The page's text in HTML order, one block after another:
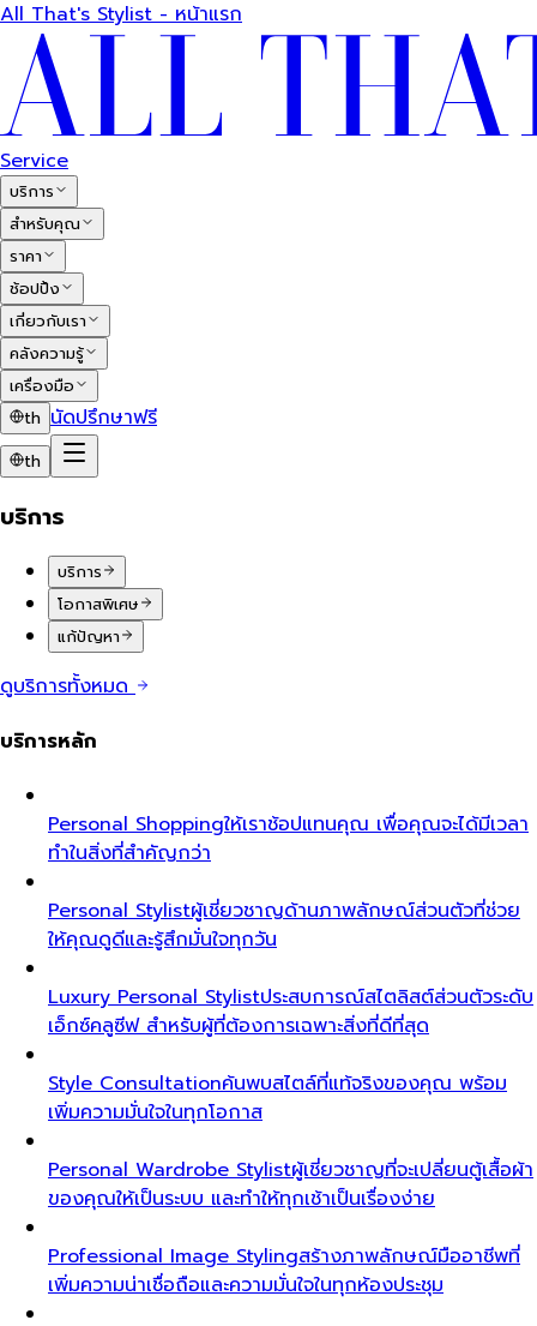
All That's Stylist - หน้าแรก
Service
บริการ
สำหรับคุณ
ราคา
ช้อปปิ้ง
เกี่ยวกับเรา
คลังความรู้
เครื่องมือ
th นัดปรึกษาฟรี
th
บริการ
บริการ
โอกาสพิเศษ
แก้ปัญหา
ดูบริการทั้งหมด
บริการหลัก
Personal Shoppingให้เราช้อปแทนคุณ เพื่อคุณจะได้มีเวลา
ทำในสิ่งที่สำคัญกว่า
Personal Stylistผู้เชี่ยวชาญด้านภาพลักษณ์ส่วนตัวที่ช่วย
ให้คุณดูดีและรู้สึกมั่นใจทุกวัน
Luxury Personal Stylistประสบการณ์สไตลิสต์ส่วนตัวระดับ
เอ็กซ์คลูซีฟ สำหรับผู้ที่ต้องการเฉพาะสิ่งที่ดีที่สุด
Style Consultationค้นพบสไตล์ที่แท้จริงของคุณ พร้อม
เพิ่มความมั่นใจในทุกโอกาส
Personal Wardrobe Stylistผู้เชี่ยวชาญที่จะเปลี่ยนตู้เสื้อผ้า
ของคุณให้เป็นระบบ และทำให้ทุกเช้าเป็นเรื่องง่าย
Professional Image Stylingสร้างภาพลักษณ์มืออาชีพที่
เพิ่มความน่าเชื่อถือและความมั่นใจในทุกห้องประชุม